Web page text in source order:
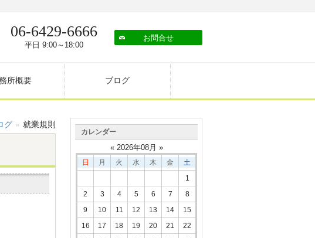
06-6429-6666
平日 9:00～18:00
お問合せ
所概要 ブログ
グ » 就業規則
カレンダー
« 2026年08月 »
日 月 火 水 木 金
土
1
2
3 4 5 6 7
8
9
10 11 12 13 14
15
16
17 18 19 20 21
22